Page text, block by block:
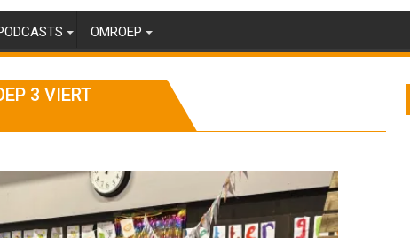
OMROEP
3 VIERT